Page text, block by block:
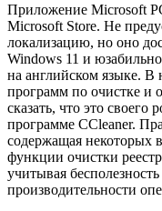
Приложение Microsoft
Microsoft Store. Не
локализацию, но оно
Windows 11 и
на английском языке.
программ по очистке и
сказать, что это своего
программе CCleaner.
содержащая некоторых
функции очистки
учитывая
производительности